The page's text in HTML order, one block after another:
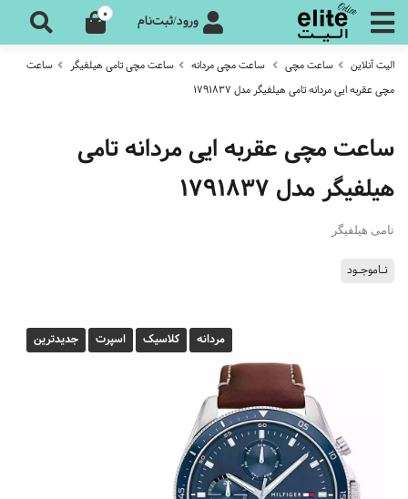
ورود/ثبت‌نام 0
الیت آنلاین ساعت مچی ساعت مچی مردانه ساعت مچی تامی هیلفیگر
ساعت
مچی عقربه ایی مردانه تامی هیلفیگر مدل 1791837
ساعت مچی عقربه ایی مردانه تامی
هیلفیگر مدل 1791837
تامی هیلفیگر
نـاموجـود
مردانه کلاسیک اسپرت جدیدترین